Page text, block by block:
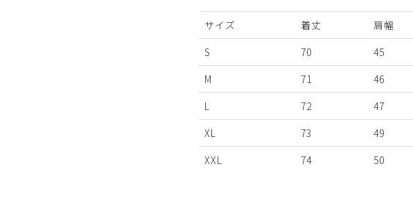
サイズ 着丈 肩幅
S
70 45
M
71 46
L
72 47
XL
73 49
XXL
74 50